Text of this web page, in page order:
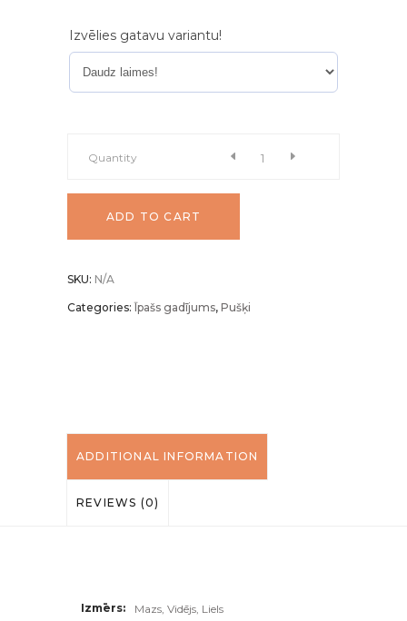
Izvēlies gatavu variantu!
Ziedu
Quantity
ADD TO CART
SKU: N/A
Categories:Īpašs gadījums, Pušķi
ADDITIONAL INFORMATION
REVIEWS (0)
Izmērs Mazs, Vidējs, Liels